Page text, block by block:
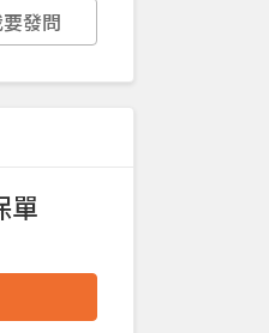
發問
單